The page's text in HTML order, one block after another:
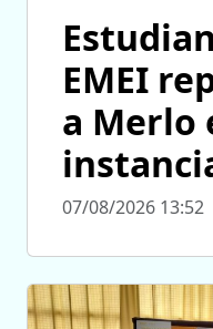
EMEI
a Merlo
07/08/2026 13:52